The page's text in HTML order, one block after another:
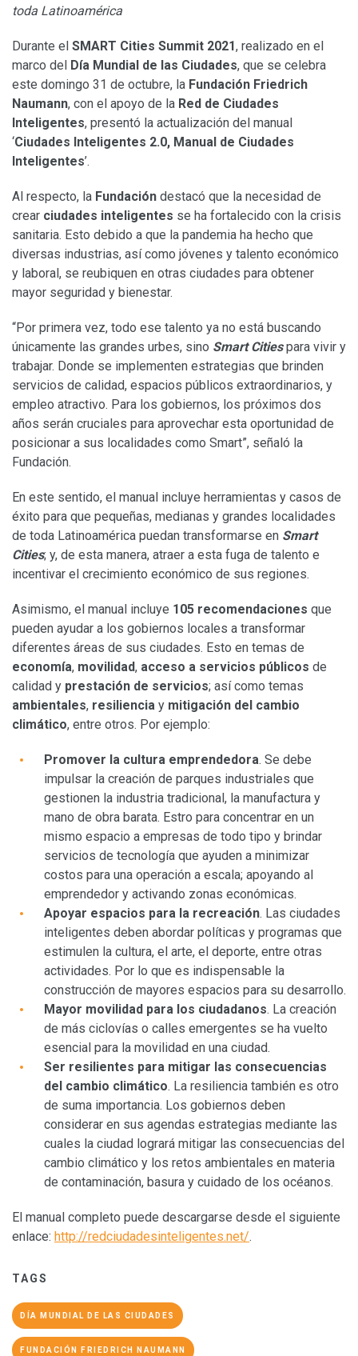
toda Latinoamérica
Durante el SMART Cities Summit 2021, realizado en el
marco del Día Mundial de las Ciudades, que se celebra
este domingo 31 de octubre, la Fundación Friedrich
Naumann, con el apoyo de la Red de Ciudades
Inteligentes, presentó la actualización del manual
‘Ciudades Inteligentes 2.0, Manual de Ciudades
Inteligentes’.
Al respecto, la Fundación destacó que la necesidad de
crear ciudades inteligentes se ha fortalecido con la crisis
sanitaria. Esto debido a que la pandemia ha hecho que
diversas industrias, así como jóvenes y talento económico
y laboral, se reubiquen en otras ciudades para obtener
mayor seguridad y bienestar.
“Por primera vez, todo ese talento ya no está buscando
únicamente las grandes urbes, sino Smart Citiespara vivir y
trabajar. Donde se implementen estrategias que brinden
servicios de calidad, espacios públicos extraordinarios, y
empleo atractivo. Para los gobiernos, los próximos dos
años serán cruciales para aprovechar esta oportunidad de
posicionar a sus localidades como Smart”, señaló la
Fundación.
En este sentido, el manual incluye herramientas y casos de
éxito para que pequeñas, medianas y grandes localidades
de toda Latinoamérica puedan transformarse en Smart
Cities; y, de esta manera, atraer a esta fuga de talento e
incentivar el crecimiento económico de sus regiones.
Asimismo, el manual incluye 105 recomendaciones que
pueden ayudar a los gobiernos locales a transformar
diferentes áreas de sus ciudades. Esto en temas de
economía, movilidad, acceso a servicios públicos de
calidad y prestación de servicios; así como temas
ambientales, resiliencia y mitigación del cambio
climático, entre otros. Por ejemplo:
Promover la cultura emprendedora. Se debe
impulsar la creación de parques industriales que
gestionen la industria tradicional, la manufactura y
mano de obra barata. Estro para concentrar en un
mismo espacio a empresas de todo tipo y brindar
servicios de tecnología que ayuden a minimizar
costos para una operación a escala; apoyando al
emprendedor y activando zonas económicas.
Apoyar espacios para la recreación. Las ciudades
inteligentes deben abordar políticas y programas que
estimulen la cultura, el arte, el deporte, entre otras
actividades. Por lo que es indispensable la
construcción de mayores espacios para su desarrollo.
Mayor movilidad para los ciudadanos. La creación
de más ciclovías o calles emergentes se ha vuelto
esencial para la movilidad en una ciudad.
Ser resilientes para mitigar las consecuencias
del cambio climático. La resiliencia también es otro
de suma importancia. Los gobiernos deben
considerar en sus agendas estrategias mediante las
cuales la ciudad logrará mitigar las consecuencias del
cambio climático y los retos ambientales en materia
de contaminación, basura y cuidado de los océanos.
El manual completo puede descargarse desde el siguiente
enlace: http://redciudadesinteligentes.net/.
TAGS
DÍA MUNDIAL DE LAS CIUDADES
FUNDACIÓN FRIEDRICH NAUMANN